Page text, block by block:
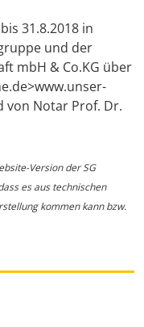
31.8.2018 in
und der
mbH & Co.KG über
Notar Prof. Dr.
Version der SG
es aus technischen
kommen kann bzw.